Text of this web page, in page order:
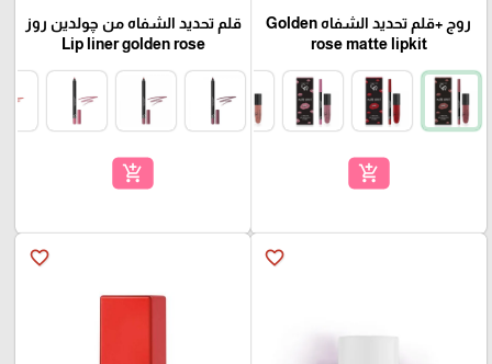
روج +قلم تحديد الشفاه Golden
rose matte lipkit
add_shopping_cart
قلم تحديد الشفاه من چولدين روز
Lip liner golden rose
add_shopping_cart
favorite_border
favorite_border